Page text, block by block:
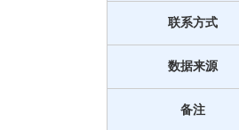
联系方式
数据来源
备注